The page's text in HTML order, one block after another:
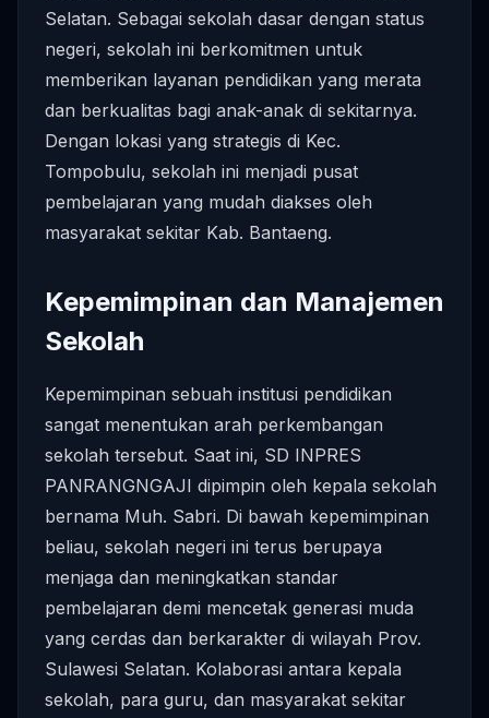
Selatan. Sebagai sekolah dasar dengan status
negeri, sekolah ini berkomitmen untuk
memberikan layanan pendidikan yang merata
dan berkualitas bagi anak-anak di sekitarnya.
Dengan lokasi yang strategis di Kec.
Tompobulu, sekolah ini menjadi pusat
pembelajaran yang mudah diakses oleh
masyarakat sekitar Kab. Bantaeng.
Kepemimpinan dan Manajemen
Sekolah
Kepemimpinan sebuah institusi pendidikan
sangat menentukan arah perkembangan
sekolah tersebut. Saat ini, SD INPRES
PANRANGNGAJI dipimpin oleh kepala sekolah
bernama Muh. Sabri. Di bawah kepemimpinan
beliau, sekolah negeri ini terus berupaya
menjaga dan meningkatkan standar
pembelajaran demi mencetak generasi muda
yang cerdas dan berkarakter di wilayah Prov.
Sulawesi Selatan. Kolaborasi antara kepala
sekolah, para guru, dan masyarakat sekitar